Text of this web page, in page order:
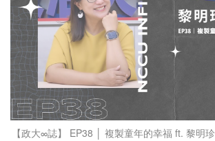
【政大∞誌】 EP38 │ 複製童年的幸福 ft. 黎明珍